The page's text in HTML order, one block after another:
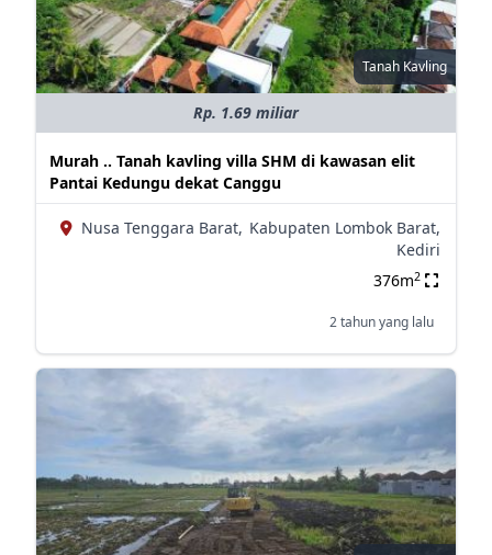
Tanah Kavling
Rp. 1.69 miliar
Murah .. Tanah kavling villa SHM di kawasan elit
Pantai Kedungu dekat Canggu
Nusa Tenggara Barat, Kabupaten Lombok Barat,
Kediri
376m2
2 tahun yang lalu